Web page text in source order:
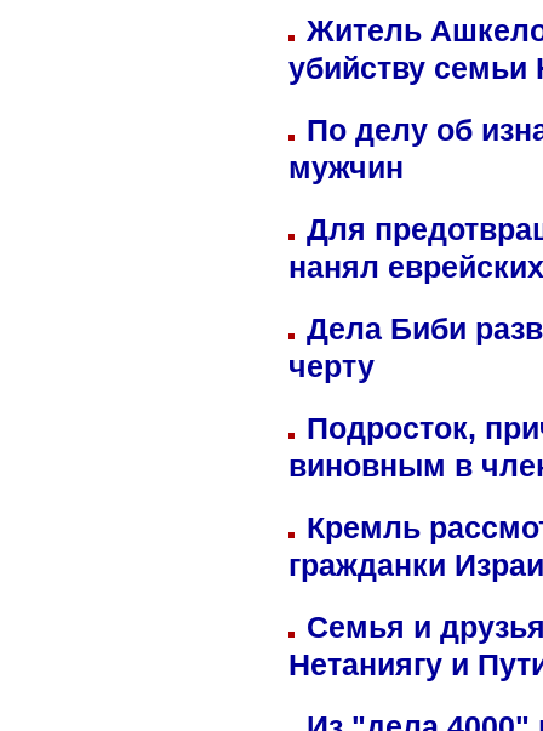
Житель
убийству семьи
По делу об
мужчин
Для
нанял
Дела Биби
черту
Подросток,
виновным в
Кремль
гражданки
Семья и
Нетаниягу и